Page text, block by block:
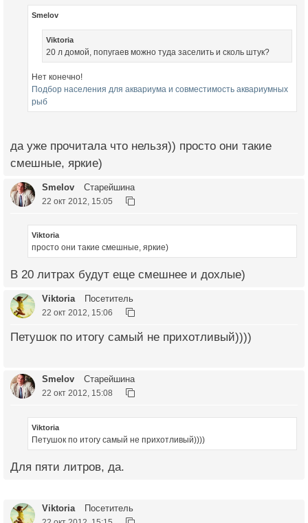
Smelov
Viktoria
20 л домой, попугаев можно туда заселить и сколь штук?
Нет конечно!
Подбор населения для аквариума и совместимость аквариумных
рыб
да уже прочитала что нельзя)) просто они такие
смешные, яркие)
Smelov Старейшина
22 окт 2012, 15:05
Viktoria
просто они такие смешные, яркие)
В 20 литрах будут еще смешнее и дохлые)
Viktoria Посетитель
22 окт 2012, 15:06
Петушок по итогу самый не прихотливый))))
Smelov Старейшина
22 окт 2012, 15:08
Viktoria
Петушок по итогу самый не прихотливый))))
Для пяти литров, да.
Viktoria Посетитель